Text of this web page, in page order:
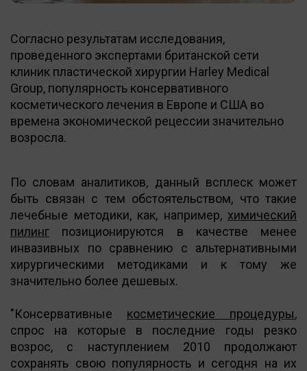
Согласно результатам исследования,
проведенного экспертами британской сети
клиник пластической хирургии Harley Medical
Group, популярность консервативного
косметического лечения в Европе и США во
времена экономической рецессии значительно
возросла.
По словам аналитиков, данный всплеск может
быть связан с тем обстоятельством, что такие
лечебные методики, как, например, химический
пилинг позиционируются в качестве менее
инвазивных по сравнению с альтернативными
хирургическими методиками и к тому же
значительно более дешевых.
"Консервативные косметические процедуры,
спрос на которые в последние годы резко
возрос, с наступлением 2010 продолжают
сохранять свою популярность и сегодня на их